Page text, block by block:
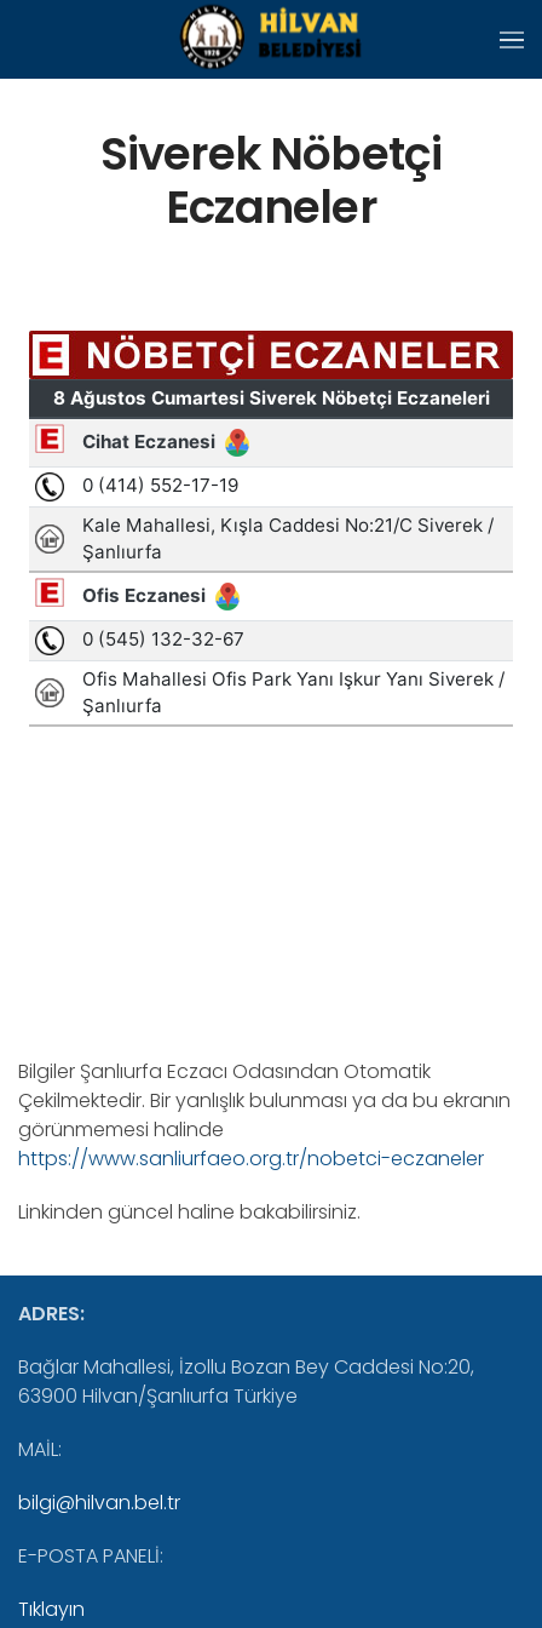
Skip to main content
Siverek Nöbetçi
Eczaneler
Bilgiler Şanlıurfa Eczacı Odasından Otomatik
Çekilmektedir. Bir yanlışlık bulunması ya da bu ekranın
görünmemesi halinde
https://www.sanliurfaeo.org.tr/nobetci-eczaneler
Linkinden güncel haline bakabilirsiniz.
ADRES:
Bağlar Mahallesi, İzollu Bozan Bey Caddesi No:20,
63900 Hilvan/Şanlıurfa Türkiye
MAİL:
bilgi@hilvan.bel.tr
E-POSTA PANELİ:
Tıklayın